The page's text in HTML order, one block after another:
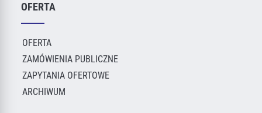
OFERTA
OFERTA
ZAMÓWIENIA PUBLICZNE
ZAPYTANIA OFERTOWE
ARCHIWUM